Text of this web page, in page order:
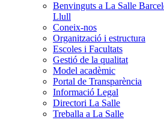
Benvinguts a La Salle
Llull
Coneix-nos
Organització i estructura
Escoles i Facultats
Gestió de la qualitat
Model acadèmic
Portal de Transparència
Informació Legal
Directori La Salle
Treballa a La Salle